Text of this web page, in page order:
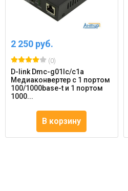
2 250 руб.
(0)
D-link Dmc-g01lc/c1a
Медиаконвертер с 1 портом
100/1000base-t и 1 портом
1000...
В корзину